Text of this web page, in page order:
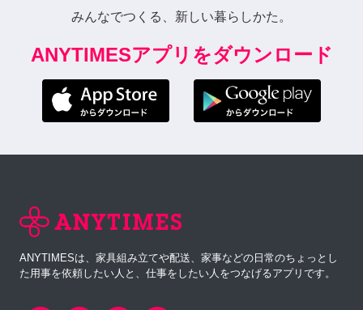
みんなでつくる、新しい暮らしかた。
ANYTIMESアプリをダウンロード
ANYTIMESは、家具組み立てや配送、家事などの日常のちょっとし
た用事を依頼したい人と、仕事をしたい人をつなげるアプリです。